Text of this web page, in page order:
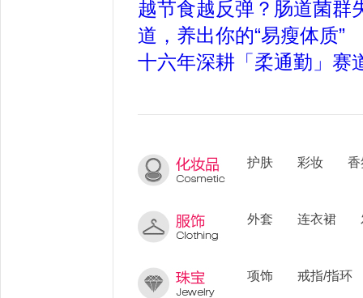
越节食越反弹？肠道菌群
道，养出你的“易瘦体质”
十六年深耕「柔通勤」赛
护肤 彩妆 香
外套 连衣裙
项饰 戒指/指环